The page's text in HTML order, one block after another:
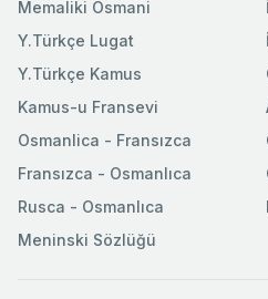
Memaliki Osmani
Y.Türkçe Lugat
Y.Türkçe Kamus
Kamus-u Fransevi
Osmanlica - Fransızca
Fransızca - Osmanlıca
Rusca - Osmanlıca
Meninski Sözlüğü